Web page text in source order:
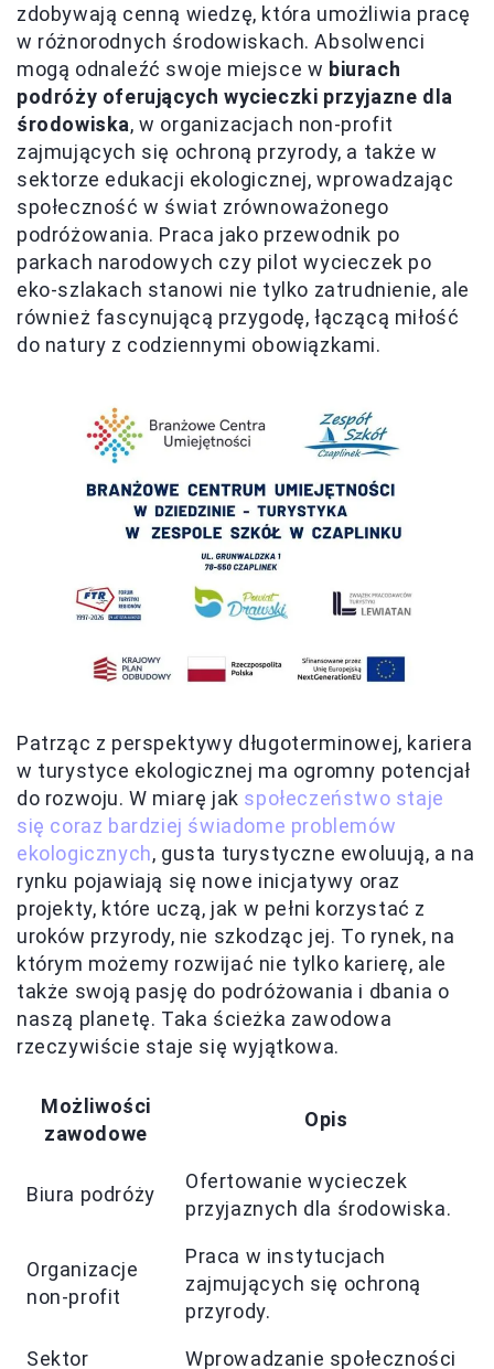
zdobywają cenną wiedzę, która umożliwia pracę
w różnorodnych środowiskach. Absolwenci
mogą odnaleźć swoje miejsce w biurach
podróży oferujących wycieczki przyjazne dla
środowiska, w organizacjach non-profit
zajmujących się ochroną przyrody, a także w
sektorze edukacji ekologicznej, wprowadzając
społeczność w świat zrównoważonego
podróżowania. Praca jako przewodnik po
parkach narodowych czy pilot wycieczek po
eko-szlakach stanowi nie tylko zatrudnienie, ale
również fascynującą przygodę, łączącą miłość
do natury z codziennymi obowiązkami.
Patrząc z perspektywy długoterminowej, kariera
w turystyce ekologicznej ma ogromny potencjał
do rozwoju. W miarę jak społeczeństwo staje
się coraz bardziej świadome problemów
ekologicznych, gusta turystyczne ewoluują, a na
rynku pojawiają się nowe inicjatywy oraz
projekty, które uczą, jak w pełni korzystać z
uroków przyrody, nie szkodząc jej. To rynek, na
którym możemy rozwijać nie tylko karierę, ale
także swoją pasję do podróżowania i dbania o
naszą planetę. Taka ścieżka zawodowa
rzeczywiście staje się wyjątkowa.
Możliwości
zawodowe
Opis
Biura podróży
Ofertowanie wycieczek
przyjaznych dla środowiska.
Organizacje
non-profit
Praca w instytucjach
zajmujących się ochroną
przyrody.
Sektor Wprowadzanie społeczności